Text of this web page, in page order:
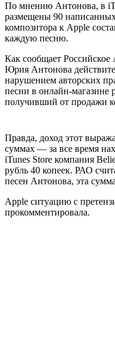
По мнению Антонова, в
размещены 90
композитора к Apple
каждую песню.
Как сообщает
Юрия Антонова
нарушением авторских
песни в онлайн-магазине
получивший от продажи
Правда, доход этот
суммах — за все время
iTunes Store компания
рубль 40 копеек. РАО
песен Антонова, эта
Apple ситуацию с
прокомментировала.